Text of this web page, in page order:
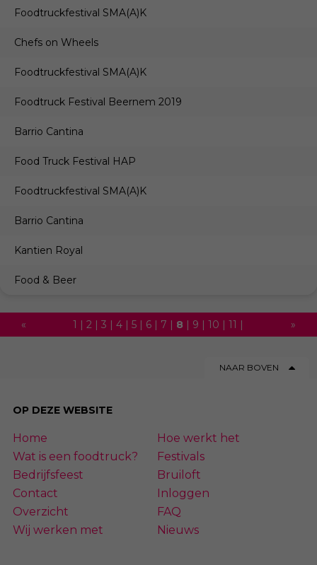
Foodtruckfestival SMA(A)K
Chefs on Wheels
Foodtruckfestival SMA(A)K
Foodtruck Festival Beernem 2019
Barrio Cantina
Food Truck Festival HAP
Foodtruckfestival SMA(A)K
Barrio Cantina
Kantien Royal
Food & Beer
« 1 |2 |3 |4 |5 | 6 | 7 | 8 | 9 |10 |11 |
»
NAAR BOVEN
OP DEZE WEBSITE
Home
Hoe werkt het
Wat is een foodtruck?
Festivals
Bedrijfsfeest
Bruiloft
Contact
Inloggen
Overzicht
FAQ
Wij werken met
Nieuws